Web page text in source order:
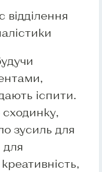
відділення
іспити.
сходинку,
зусиль для
для